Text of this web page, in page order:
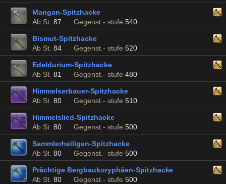
Mangan-Spitzhacke
Ab St. 87 Gegenst.- stufe 540
Bismut-Spitzhacke
Ab St. 84 Gegenst.- stufe 520
Edeldurium-Spitzhacke
Ab St. 81 Gegenst.- stufe 480
Himmelserbauer-Spitzhacke
Ab St. 80 Gegenst.- stufe 510
Himmelslied-Spitzhacke
Ab St. 80 Gegenst.- stufe 500
Sammlerheiligen-Spitzhacke
Ab St. 80 Gegenst.- stufe 500
Prächtige Bergbaukoryphäen-Spitzhacke
Ab St. 80 Gegenst.- stufe 500